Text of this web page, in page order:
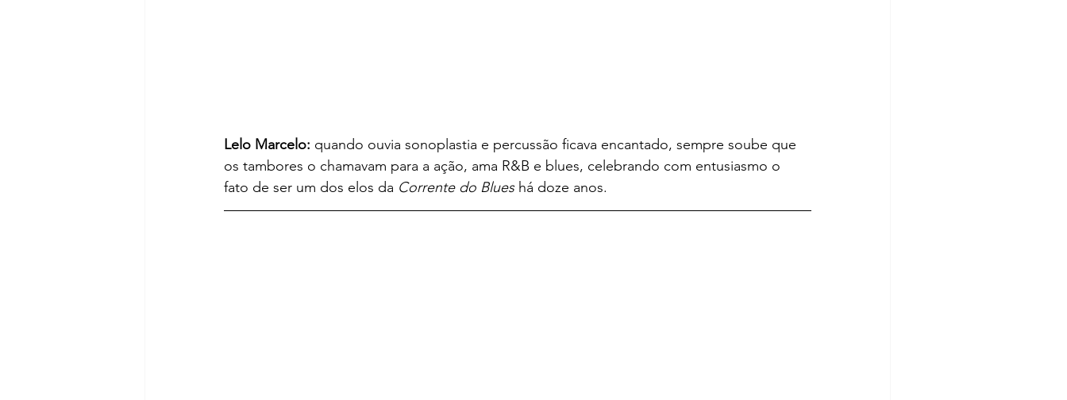
Lelo Marcelo: quando ouvia sonoplastia e percussão ficava encantado, sempre soube que
os tambores o chamavam para a ação, ama R&B e blues, celebrando com entusiasmo o
fato de ser um dos elos da Corrente do Blues há doze anos.